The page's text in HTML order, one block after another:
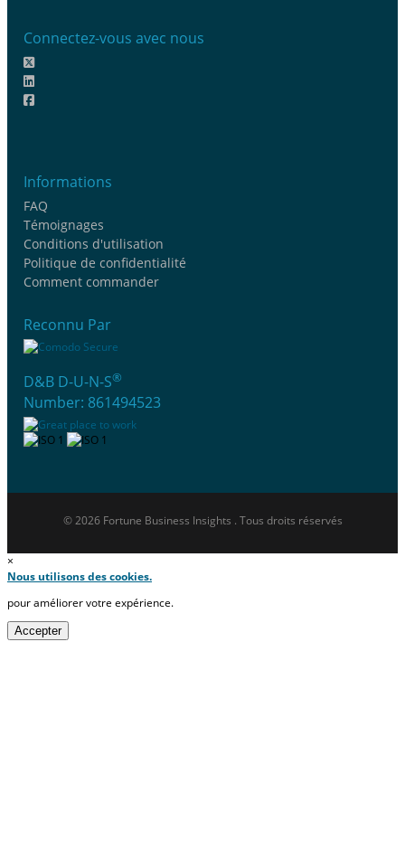
Connectez-vous avec nous
Informations
FAQ
Témoignages
Conditions d'utilisation
Politique de confidentialité
Comment commander
Reconnu Par
D&B D-U-N-S®
Number: 861494523
© 2026 Fortune Business Insights . Tous droits réservés
×
Nous utilisons des cookies.
pour améliorer votre expérience.
Accepter